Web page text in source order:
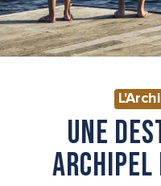
UNE
ARCHIPEL